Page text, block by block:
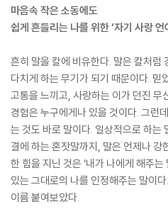
마음속 작은 소동에도
쉽게 흔들리는 나를 위한 ‘자기 사랑 언
흔히 말을 칼에 비유한다. 말은 칼처럼
다치게 하는 무기가 되기 때문이다. 믿
고통을 느끼고, 사랑하는 이가 던진 무
경험은 누구에게나 있을 것이다. 그런
는 것도 바로 말이다. 일상적으로 하는
결에 하는 혼잣말까지, 말은 언제나 강
한 힘을 지닌 것은 ‘내가 나에게 해주
있는 그대로의 나를 인정해주는 말이
이름 붙여보았다.